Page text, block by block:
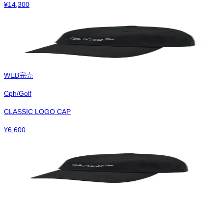
¥14,300
WEB完売
Cph/Golf
CLASSIC LOGO CAP
¥6,600